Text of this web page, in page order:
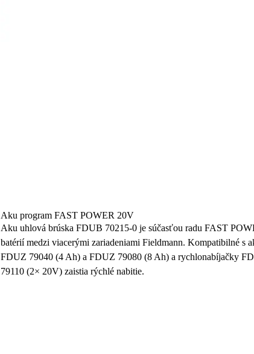
Aku program FAST POWER 20V
Aku uhlová brúska FDUB 70215-0 je súčasťou radu FAST
batérií medzi viacerými zariadeniami Fieldmann. Kompatibilné s
FDUZ 79040 (4 Ah) a FDUZ 79080 (8 Ah) a rychlonabíjačky
79110 (2× 20V) zaistia rýchlé nabitie.